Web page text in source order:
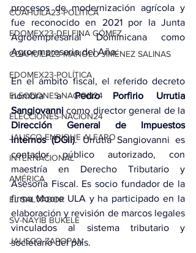
COAHUILA23-POLÍTICA
EDOMEX23-DELFINA GÓMEZ
COAHUILA23-MANOLO JIMÉNEZ SALINAS
EDOMEX23-POLÍTICA
ELECCIONES-NACION24
ELECCIONES-NACION24
JALISCO-ENRIQUE ALFARO
INTERNACIONAL
AMÉRICA
EL SALVADOR
SV-NAYIB BUKELE
JALISCO-ZAPOPAN
procesos de modernización agrícola y
fue reconocido en 2021 por la Junta
Agroempresarial Dominicana como
Agroempresario del Año.
En el ámbito fiscal, el referido decreto
nombra a Pedro Porfirio Urrutia
Sangiovanni
Dirección General de Impuestos
Internos (DGII). Urrutia Sangiovanni es
contador público autorizado, con
maestría en Derecho Tributario y
Asesoría Fiscal. Es socio fundador de la
firma Moore ULA y ha participado en la
elaboración y revisión de marcos legales
vinculados al sistema tributario y
societario del país.